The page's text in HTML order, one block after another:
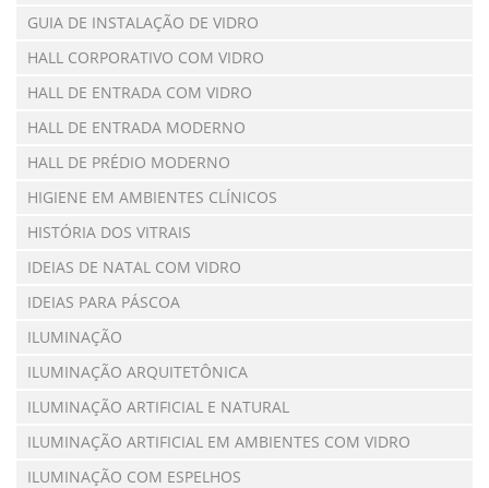
GUIA DE INSTALAÇÃO DE VIDRO
HALL CORPORATIVO COM VIDRO
HALL DE ENTRADA COM VIDRO
HALL DE ENTRADA MODERNO
HALL DE PRÉDIO MODERNO
HIGIENE EM AMBIENTES CLÍNICOS
HISTÓRIA DOS VITRAIS
IDEIAS DE NATAL COM VIDRO
IDEIAS PARA PÁSCOA
ILUMINAÇÃO
ILUMINAÇÃO ARQUITETÔNICA
ILUMINAÇÃO ARTIFICIAL E NATURAL
ILUMINAÇÃO ARTIFICIAL EM AMBIENTES COM VIDRO
ILUMINAÇÃO COM ESPELHOS